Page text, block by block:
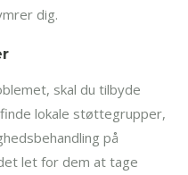
dig.
skal du tilbyde
lokale støttegrupper,
på
let for dem at tage